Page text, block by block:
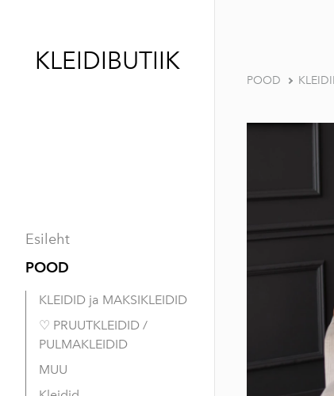
KLEIDIBUTIIK
Esileht
POOD
KLEIDID ja MAKSIKLEIDID
♡ PRUUTKLEIDID /
PULMAKLEIDID
MUU
POOD